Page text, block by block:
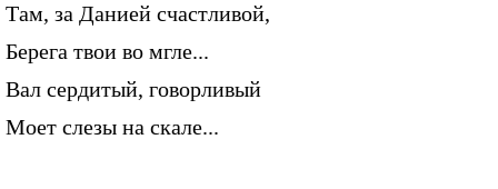
Там, за Данией счастливой,
Берега твои во мгле...
Вал сердитый, говорливый
Моет слезы на скале...